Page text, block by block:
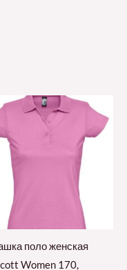
поло женская
Women 170,